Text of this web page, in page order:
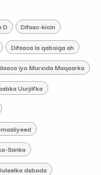
D Difaac-kicin
Difaaca la qabsiga ah
iyo Murxida Maqaarka
Uurjiifka
Sanka
dabada